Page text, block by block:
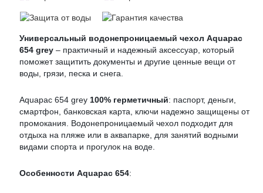
Универсальный водонепроницаемый чехол Aquapac
654 grey – практичный и надежный аксессуар, который
поможет защитить документы и другие ценные вещи от
воды, грязи, песка и снега.
Aquapac 654 grey 100% герметичный: паспорт, деньги,
смартфон, банковская карта, ключи надежно защищены от
промокания. Водонепроницаемый чехол подходит для
отдыха на пляже или в аквапарке, для занятий водными
видами спорта и прогулок на воде.
Особенности Aquapac 654: